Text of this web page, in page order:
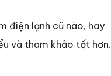
điện lạnh cũ nào, hay
và tham khảo tốt hơn.